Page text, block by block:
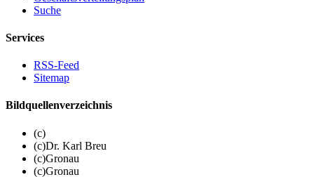
Suche
Services
RSS-Feed
Sitemap
Bildquellenverzeichnis
(c)
(c)Dr. Karl Breu
(c)Gronau
(c)Gronau